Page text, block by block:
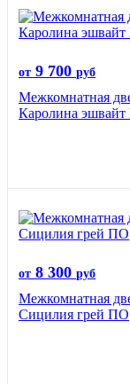
от 9 700 руб
Межкомнатная
Каролина
от 8 300 руб
Межкомнатная
Сицилия грей ПО